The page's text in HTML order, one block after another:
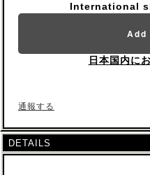
International
日本国内に
通報する
DETAILS